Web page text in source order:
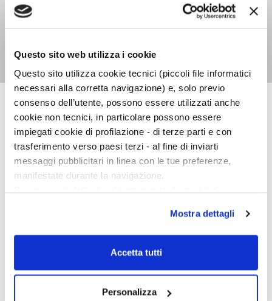
Questo sito web utilizza i cookie
Questo sito utilizza cookie tecnici (piccoli file informatici
necessari alla corretta navigazione) e, solo previo
consenso dell’utente, possono essere utilizzati anche
cookie non tecnici, in particolare possono essere
impiegati cookie di profilazione - di terze parti e con
trasferimento verso paesi terzi - al fine di inviarti
messaggi pubblicitari in linea con le tue preferenze,
manifestate durante la navigazione.
scelte privacy sui cookie, ti invitiamo a prendere visione
dell’informativa cookie.
Chiudendo il banner tramite la “X” prosegui la
dei soli cookie tecnici. Selezionando “Accetta tutti” presti
il tuo consenso alla profilazione che potrai revocare in
Mostra dettagli
Accetta tutti
Personalizza
la psichiatria si fa ''democratica''. Lì apre un asilo in cui
conscia che è laggiù, correndo a piedi scalzi sotto il sole di
Pagine
Masal Pas Bagdadi
soli cinque anni fugge dalla Siria per le
crescita in un kibbutz e, una volta adulta, si
trasferisce in Italia. Psicoterapeuta e scrittrice, ha